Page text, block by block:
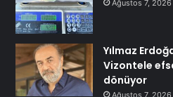
Ağustos 7, 2026
Yılmaz
Vizontele
dönüyor
Ağustos 7, 2026